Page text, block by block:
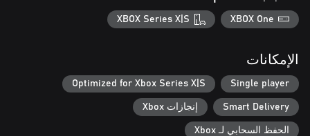
XBOX One
XBOX Series X|S
الإمكانات
Single player
Optimized for Xbox Series X|S
Smart Delivery إنجازات Xbox
الحفظ السحابي لـ Xbox